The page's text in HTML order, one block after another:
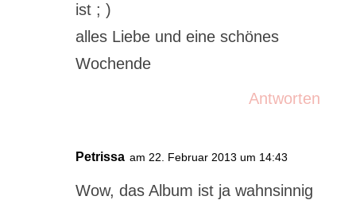
ist ; )
alles Liebe und eine schönes
Wochende
Antworten
Petrissa am 22. Februar 2013 um 14:43
Wow, das Album ist ja wahnsinnig